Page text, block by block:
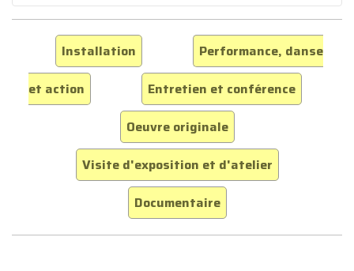
Installation
Performance, danse
et action
Entretien et conférence
Oeuvre originale
Visite d'exposition et d'atelier
Documentaire